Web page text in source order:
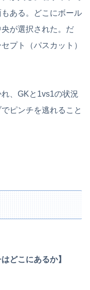
ある。どこにボール
が選択された。だ
プト（パスカット）
、GKと1vs1の状況
ピンチを逃れること
どこにあるか】